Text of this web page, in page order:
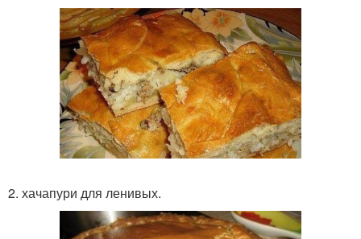
2. хачапури для ленивых.